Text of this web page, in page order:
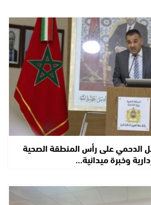
الدحمي على رأس المنطقة الصحية
وخبرة ميدانية…